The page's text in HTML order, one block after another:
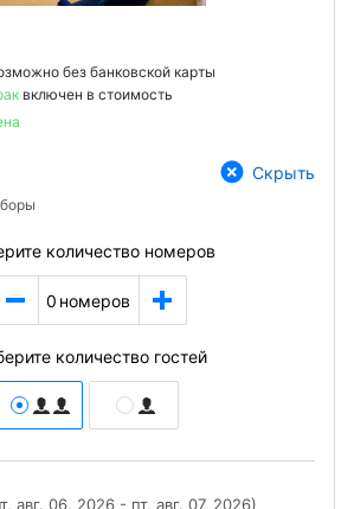
без банковской карты
включен в стоимость
Скрыть
количество номеров
0 номеров
количество гостей
авг. 06, 2026 - пт, авг. 07, 2026)